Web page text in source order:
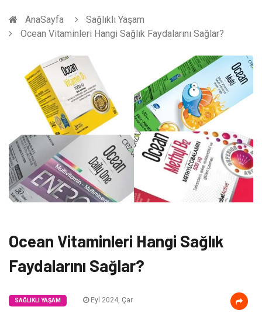
AnaSayfa
Sağlıklı Yaşam
Ocean Vitaminleri Hangi Sağlık Faydalarını Sağlar?
Ocean Vitaminleri Hangi Sağlık
Faydalarını Sağlar?
SAĞLIKLI YAŞAM Eyl 2024, Çar